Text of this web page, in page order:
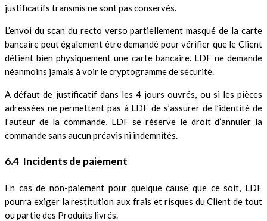
justificatifs transmis ne sont pas conservés.
L’envoi du scan du recto verso partiellement masqué de la carte
bancaire peut également être demandé pour vérifier que le Client
détient bien physiquement une carte bancaire. LDF ne demande
néanmoins jamais à voir le cryptogramme de sécurité.
A défaut de justificatif dans les 4 jours ouvrés, ou si les pièces
adressées ne permettent pas à LDF de s’assurer de l’identité de
l’auteur de la commande, LDF se réserve le droit d’annuler la
commande sans aucun préavis ni indemnités.
6.4 Incidents de paiement
En cas de non-paiement pour quelque cause que ce soit, LDF
pourra exiger la restitution aux frais et risques du Client de tout
ou partie des Produits livrés.